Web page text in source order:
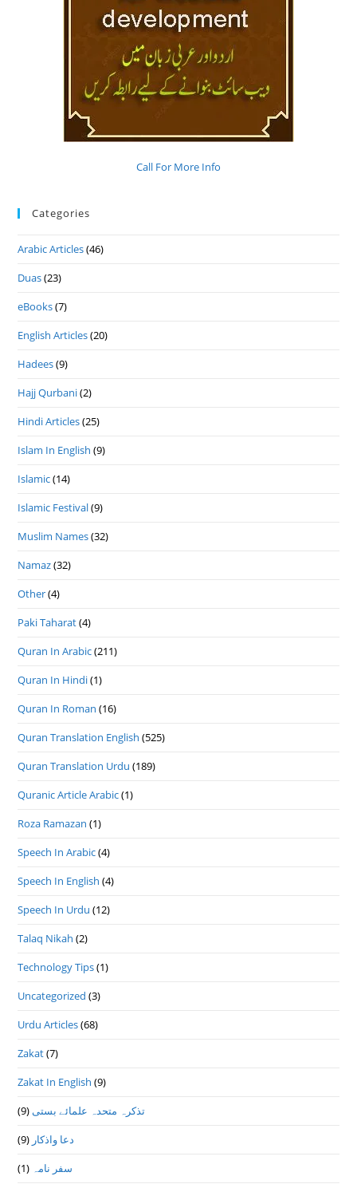
Call For More Info
Categories
Arabic Articles(46)
Duas(23)
eBooks(7)
English Articles(20)
Hadees(9)
Hajj Qurbani(2)
Hindi Articles(25)
Islam In English (9)
Islamic(14)
Islamic Festival(9)
Muslim Names(32)
Namaz(32)
Other(4)
Paki Taharat(4)
Quran In Arabic(211)
Quran In Hindi(1)
Quran In Roman (16)
Quran Translation English (525)
Quran Translation Urdu (189)
Quranic Article Arabic(1)
Roza Ramazan (1)
Speech In Arabic(4)
Speech In English (4)
Speech In Urdu (12)
Talaq Nikah (2)
Technology Tips(1)
Uncategorized (3)
Urdu Articles(68)
Zakat(7)
Zakat In English (9)
تذكرہ متحدہ علمائے بستى(9)
دعا واذكار (9)
سفر نامہ (1)